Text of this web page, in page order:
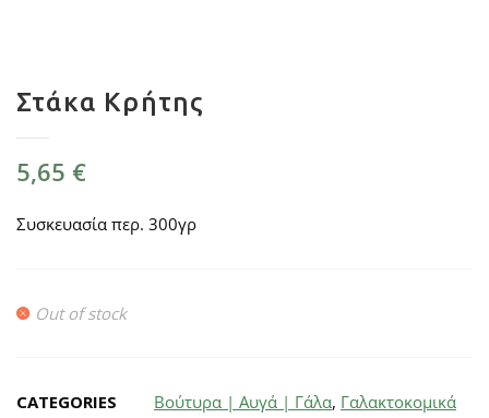
Στάκα Κρήτης
5,65 €
Συσκευασία περ. 300γρ
Out of stock
CATEGORIES Βούτυρα | Αυγά | Γάλα, Γαλακτοκομικά